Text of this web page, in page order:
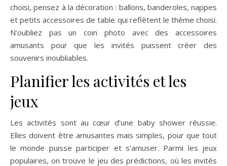
choisi, pensez à la décoration : ballons, banderoles, nappes
et petits accessoires de table qui reflètent le thème choisi.
N’oubliez pas un coin photo avec des accessoires
amusants pour que les invités puissent créer des
souvenirs inoubliables.
Planifier les activités et les
jeux
Les activités sont au cœur d’une baby shower réussie.
Elles doivent être amusantes mais simples, pour que tout
le monde puisse participer et s’amuser. Parmi les jeux
populaires, on trouve le jeu des prédictions, où les invités